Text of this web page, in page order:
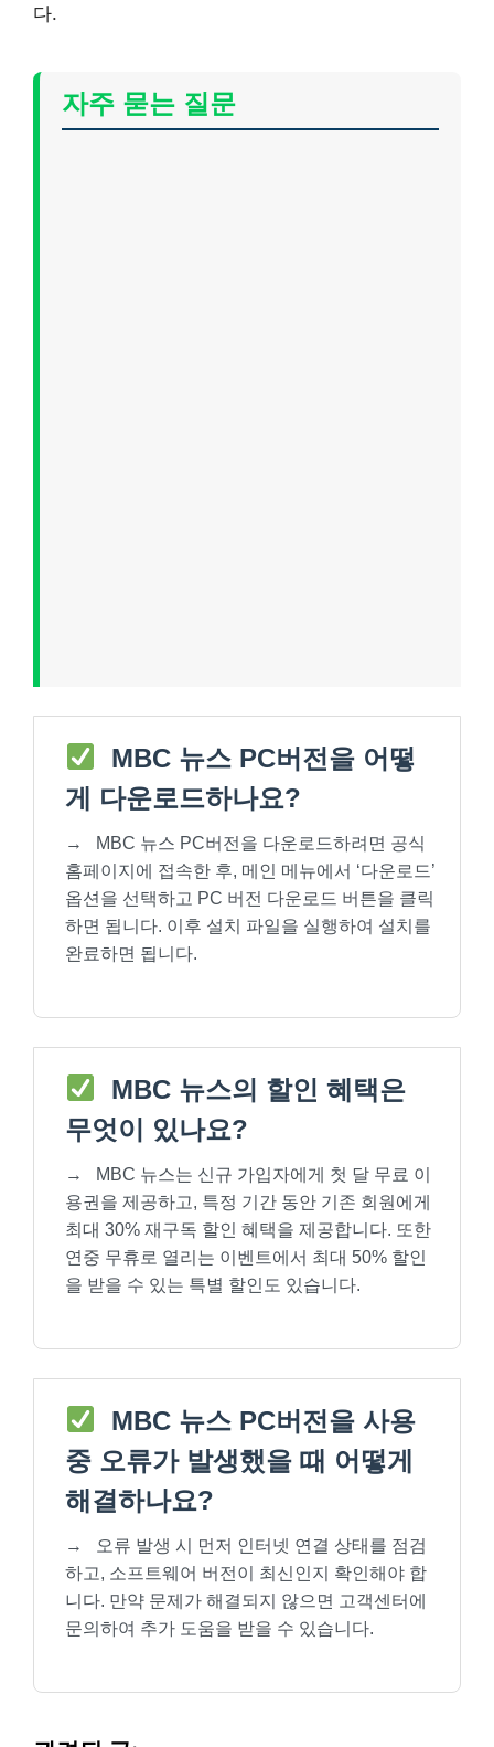
다.
자주 묻는 질문
MBC 뉴스 PC버전을 어떻
게 다운로드하나요?
→
MBC 뉴스 PC버전을 다운로드하려면 공식
홈페이지에 접속한 후, 메인 메뉴에서 ‘다운로드’
옵션을 선택하고 PC 버전 다운로드 버튼을 클릭
하면 됩니다. 이후 설치 파일을 실행하여 설치를
완료하면 됩니다.
MBC 뉴스의 할인 혜택은
무엇이 있나요?
→
MBC 뉴스는 신규 가입자에게 첫 달 무료 이
용권을 제공하고, 특정 기간 동안 기존 회원에게
최대 30% 재구독 할인 혜택을 제공합니다. 또한
연중 무휴로 열리는 이벤트에서 최대 50% 할인
을 받을 수 있는 특별 할인도 있습니다.
MBC 뉴스 PC버전을 사용
중 오류가 발생했을 때 어떻게
해결하나요?
→
오류 발생 시 먼저 인터넷 연결 상태를 점검
하고, 소프트웨어 버전이 최신인지 확인해야 합
니다. 만약 문제가 해결되지 않으면 고객센터에
문의하여 추가 도움을 받을 수 있습니다.